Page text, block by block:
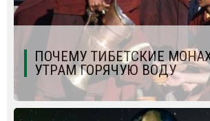
ПОЧЕМУ ТИБЕТСКИЕ
УТРАМ ГОРЯЧУЮ ВОДУ